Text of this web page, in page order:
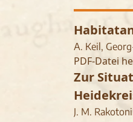
A. Keil,
PDF-Datei
Zur
J. M.